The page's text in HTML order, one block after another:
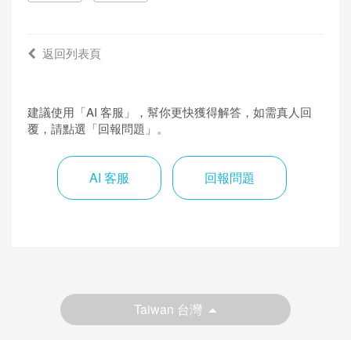
返回列表頁
建議使用「AI 客服」，幫你更快獲得解答，如需真人回
覆，請點選「回報問題」。
AI 客服 回報問題
Taiwan 台灣